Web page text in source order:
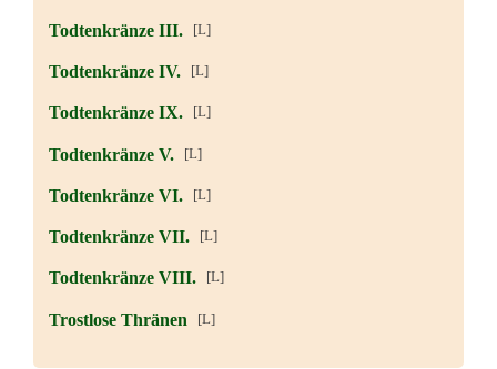
Todtenkränze III. [L]
Todtenkränze IV. [L]
Todtenkränze IX. [L]
Todtenkränze V. [L]
Todtenkränze VI. [L]
Todtenkränze VII. [L]
Todtenkränze VIII. [L]
Trostlose Thränen [L]